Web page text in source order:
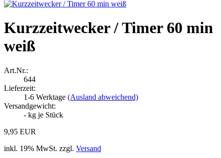
Kurzzeitwecker / Timer 60 min
weiß
Art.Nr.:
644
Lieferzeit:
1-6 Werktage (Ausland abweichend)
Versandgewicht:
- kg je Stück
9,95 EUR
inkl. 19% MwSt. zzgl. Versand